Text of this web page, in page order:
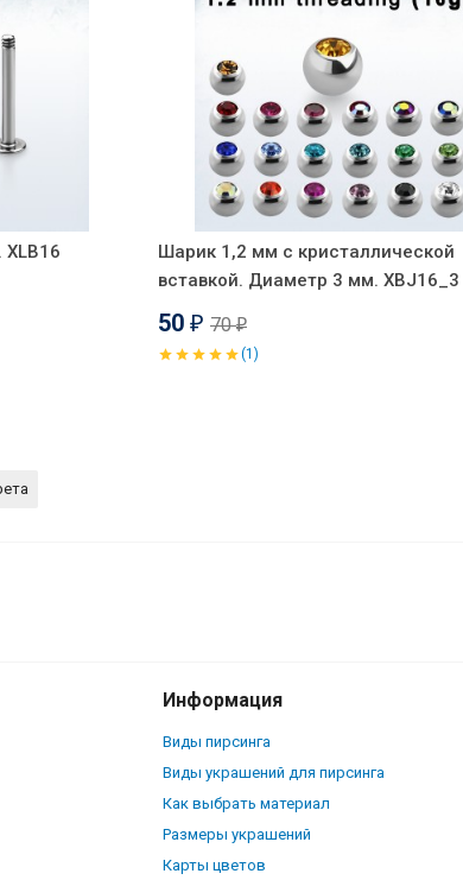
Шарик 1,2 мм с кристаллической
вставкой. Диаметр 3 мм. XBJ16_3
50 ₽ 70₽
(1)
кристаллической
Информация
Виды пирсинга
Виды украшений для пирсинга
Как выбрать материал
Размеры украшений
Карты цветов